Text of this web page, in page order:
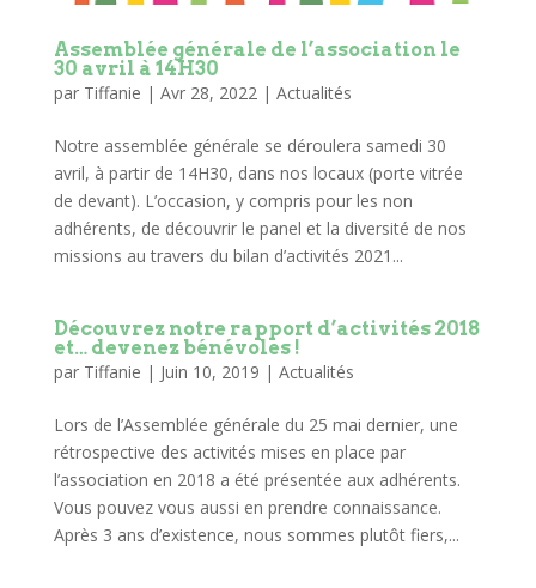
Assemblée générale de l’association le
30 avril à 14H30
par Tiffanie | Avr 28, 2022| Actualités
Notre assemblée générale se déroulera samedi 30
avril, à partir de 14H30, dans nos locaux (porte vitrée
de devant). L’occasion, y compris pour les non
adhérents, de découvrir le panel et la diversité de nos
missions au travers du bilan d’activités 2021...
Découvrez notre rapport d’activités 2018
et… devenez bénévoles !
par Tiffanie | Juin 10, 2019 | Actualités
Lors de l’Assemblée générale du 25 mai dernier, une
rétrospective des activités mises en place par
l’association en 2018 a été présentée aux adhérents.
Vous pouvez vous aussi en prendre connaissance.
Après 3 ans d’existence, nous sommes plutôt fiers,...